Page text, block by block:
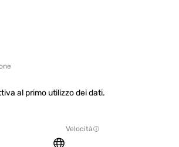
al primo utilizzo dei dati.
Velocità